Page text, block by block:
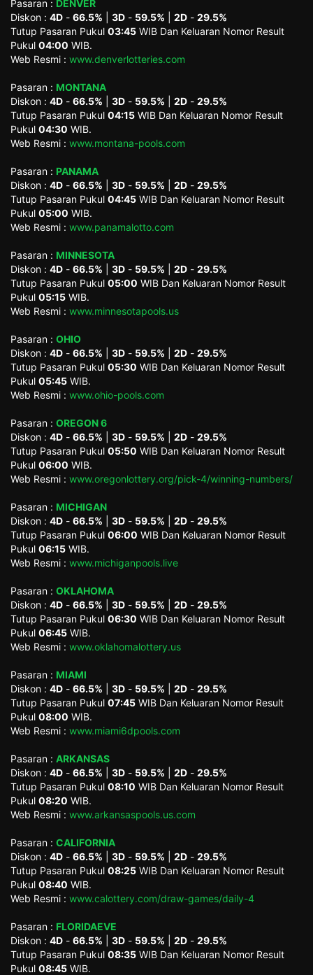
Pasaran : DENVER
Diskon : 4D - 66.5% 3D - 59.5% 2D - 29.5%
Tutup Pasaran Pukul 03:45 WIB Dan Keluaran Nomor Result
Pukul 04:00 WIB.
Web Resmi : www.denverlotteries.com
Pasaran : MONTANA
Diskon : 4D - 66.5% 3D - 59.5% 2D - 29.5%
Tutup Pasaran Pukul 04:15 WIB Dan Keluaran Nomor Result
Pukul 04:30 WIB.
Web Resmi : www.montana-pools.com
Pasaran : PANAMA
Diskon : 4D - 66.5% 3D - 59.5% 2D - 29.5%
Tutup Pasaran Pukul 04:45 WIB Dan Keluaran Nomor Result
Pukul 05:00 WIB.
Web Resmi : www.panamalotto.com
Pasaran : MINNESOTA
Diskon : 4D - 66.5% 3D - 59.5% 2D - 29.5%
Tutup Pasaran Pukul 05:00 WIB Dan Keluaran Nomor Result
Pukul 05:15 WIB.
Web Resmi : www.minnesotapools.us
Pasaran : OHIO
Diskon : 4D - 66.5% 3D - 59.5% 2D - 29.5%
Tutup Pasaran Pukul 05:30 WIB Dan Keluaran Nomor Result
Pukul 05:45 WIB.
Web Resmi : www.ohio-pools.com
Pasaran : OREGON 6
Diskon : 4D - 66.5% 3D - 59.5% 2D - 29.5%
Tutup Pasaran Pukul 05:50 WIB Dan Keluaran Nomor Result
Pukul 06:00 WIB.
Web Resmi : www.oregonlottery.org/pick-4/winning-numbers/
Pasaran : MICHIGAN
Diskon : 4D - 66.5% 3D - 59.5% 2D - 29.5%
Tutup Pasaran Pukul 06:00 WIB Dan Keluaran Nomor Result
Pukul 06:15 WIB.
Web Resmi : www.michiganpools.live
Pasaran : OKLAHOMA
Diskon : 4D - 66.5% 3D - 59.5% 2D - 29.5%
Tutup Pasaran Pukul 06:30 WIB Dan Keluaran Nomor Result
Pukul 06:45 WIB.
Web Resmi : www.oklahomalottery.us
Pasaran : MIAMI
Diskon : 4D - 66.5% 3D - 59.5% 2D - 29.5%
Tutup Pasaran Pukul 07:45 WIB Dan Keluaran Nomor Result
Pukul 08:00 WIB.
Web Resmi : www.miami6dpools.com
Pasaran : ARKANSAS
Diskon : 4D - 66.5% 3D - 59.5% 2D - 29.5%
Tutup Pasaran Pukul 08:10 WIB Dan Keluaran Nomor Result
Pukul 08:20 WIB.
Web Resmi : www.arkansaspools.us.com
Pasaran : CALIFORNIA
Diskon : 4D - 66.5% 3D - 59.5% 2D - 29.5%
Tutup Pasaran Pukul 08:25 WIB Dan Keluaran Nomor Result
Pukul 08:40 WIB.
Web Resmi : www.calottery.com/draw-games/daily-4
Pasaran : FLORIDAEVE
Diskon : 4D - 66.5% 3D - 59.5% 2D - 29.5%
Tutup Pasaran Pukul 08:35 WIB Dan Keluaran Nomor Result
Pukul 08:45 WIB.